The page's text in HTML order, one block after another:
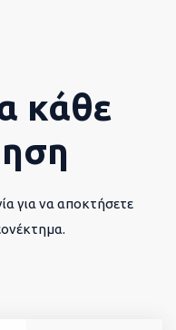
κάθε
για να αποκτήσετε